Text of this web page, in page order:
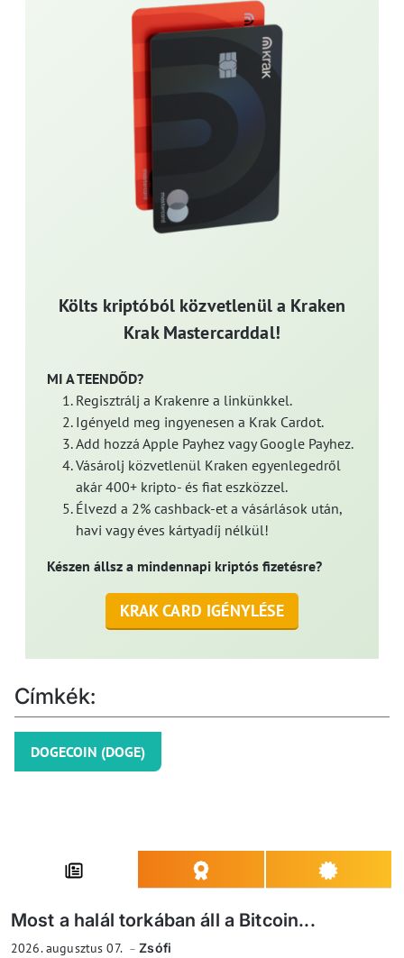
Költs kriptóból közvetlenül a Kraken
Krak Mastercarddal!
MI A TEENDŐD?
Regisztrálj a Krakenre a linkünkkel.
Igényeld meg ingyenesen a Krak Cardot.
Add hozzá Apple Payhez vagy Google Payhez.
Vásárolj közvetlenül Kraken egyenlegedről
akár 400+ kripto- és fiat eszközzel.
Élvezd a 2% cashback-et a vásárlások után,
havi vagy éves kártyadíj nélkül!
Készen állsz a mindennapi kriptós fizetésre?
KRAK CARD IGÉNYLÉSE
Címkék:
DOGECOIN (DOGE)
Most a halál torkában áll a Bitcoin...
2026. augusztus 07. Zsófi